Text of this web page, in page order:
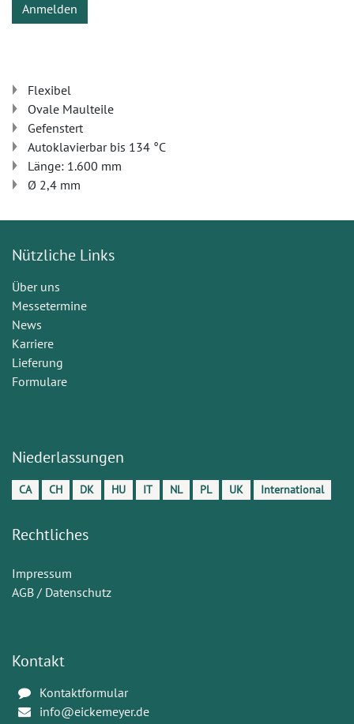
Anmelden
Flexibel
Ovale Maulteile
Gefenstert
Autoklavierbar bis 134 °C
Länge: 1.600 mm
Ø 2,4 mm
Nützliche Links
Über uns
Messetermine
News
Karriere
Lieferung
Formulare
Niederlassungen
CA CH DK HU IT NL PL UK International
Rechtliches
Impressum
AGB / Datenschutz
Kontakt
Kontaktformular
info@eickemeyer.de